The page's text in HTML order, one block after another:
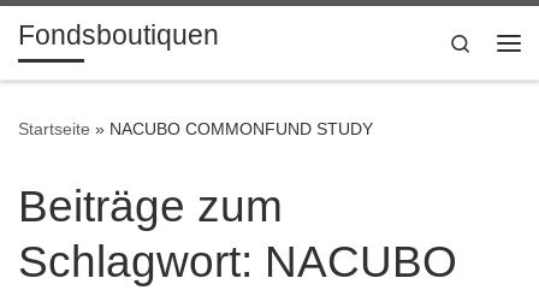
Zum Inhalt springen
Fondsboutiquen
Search
Startseite » NACUBO COMMONFUND STUDY
Beiträge zum
Schlagwort: NACUBO